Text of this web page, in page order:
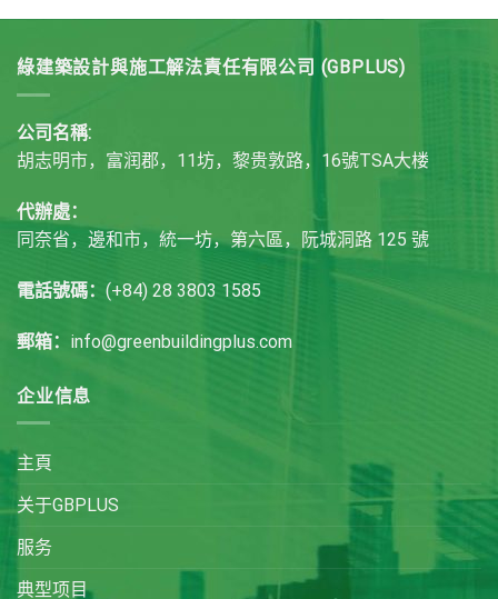
綠建築設計與施工解法責任有限公司 (GBPLUS)
公司名稱:
胡志明市，富润郡，11坊，黎贵敦路，16號TSA大楼
代辦處：
同奈省，邊和市，統一坊，第六區，阮城洞路 125 號
電話號碼： (+84) 28 3803 1585
郵箱： info@greenbuildingplus.com
企业信息
主頁
关于GBPLUS
服务
典型项目